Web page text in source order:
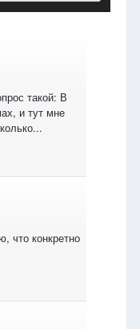
такой: В
и тут мне
что конкретно